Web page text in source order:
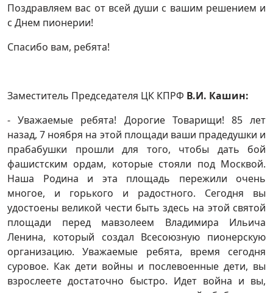
Поздравляем вас от всей души с вашим решением и
с Днем пионерии!
Спасибо вам, ребята!
Заместитель Председателя ЦК КПРФ В.И. Кашин:
- Уважаемые ребята! Дорогие Товарищи! 85 лет
назад, 7 ноября на этой площади ваши прадедушки и
прабабушки прошли для того, чтобы дать бой
фашистским ордам, которые стояли под Москвой.
Наша Родина и эта площадь пережили очень
многое, и горького и радостного. Сегодня вы
удостоены великой чести быть здесь на этой святой
площади перед мавзолеем Владимира Ильича
Ленина, который создал Всесоюзную пионерскую
организацию. Уважаемые ребята, время сегодня
суровое. Как дети войны и послевоенные дети, вы
взрослеете достаточно быстро. Идет война и вы,